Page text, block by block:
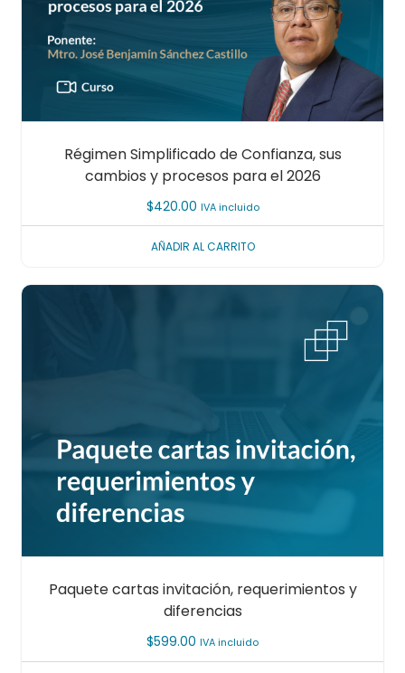
Régimen Simplificado de Confianza, sus
cambios y procesos para el 2026
$420.00 IVA incluido
AÑADIR AL CARRITO
Paquete cartas invitación, requerimientos y
diferencias
$599.00 IVA incluido